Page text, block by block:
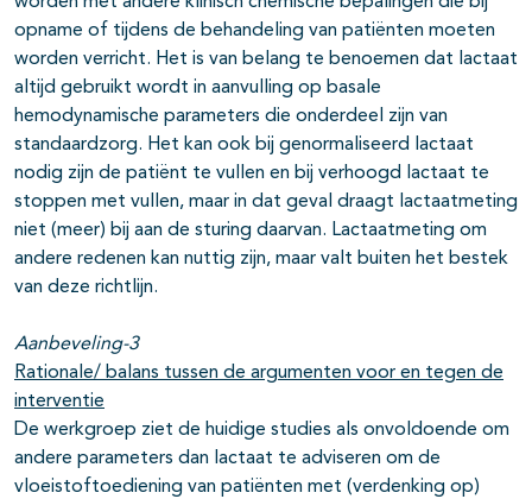
opname of tijdens de behandeling van patiënten moeten
worden verricht. Het is van belang te benoemen dat lactaat
altijd gebruikt wordt in aanvulling op basale
hemodynamische parameters die onderdeel zijn van
standaardzorg. Het kan ook bij genormaliseerd lactaat
nodig zijn de patiënt te vullen en bij verhoogd lactaat te
stoppen met vullen, maar in dat geval draagt lactaatmeting
niet (meer) bij aan de sturing daarvan. Lactaatmeting om
andere redenen kan nuttig zijn, maar valt buiten het bestek
van deze richtlijn.
Aanbeveling-3
Rationale/ balans tussen de argumenten voor en tegen de
interventie
De werkgroep ziet de huidige studies als onvoldoende om
andere parameters dan lactaat te adviseren om de
vloeistoftoediening van patiënten met (verdenking op)